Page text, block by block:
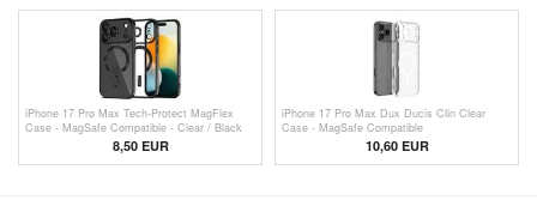
iPhone 17 Pro Max Tech-Protect MagFlex
Case - MagSafe Compatible - Clear / Black
8,50 EUR
iPhone 17 Pro Max Dux Ducis Clin Clear
Case - MagSafe Compatible
10,60 EUR